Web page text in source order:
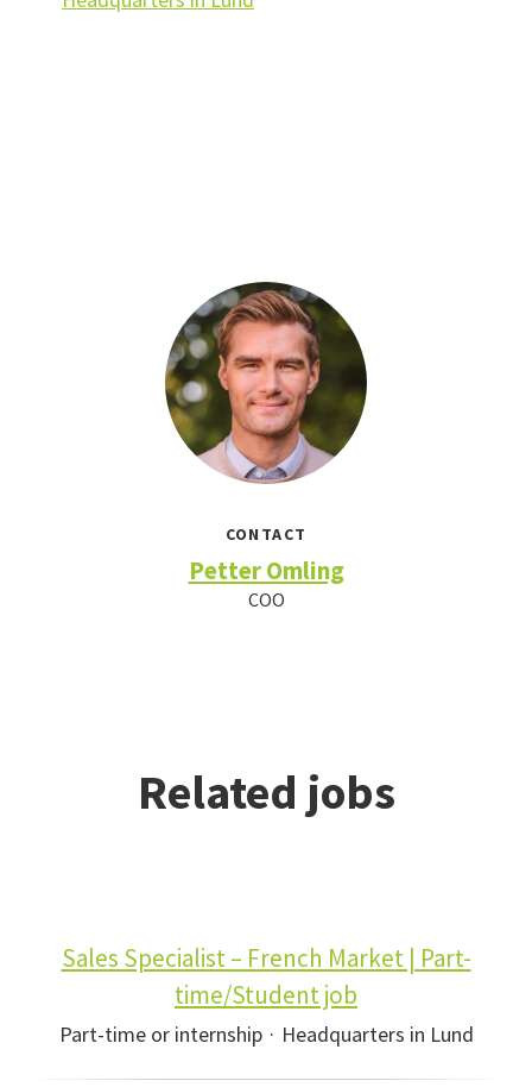
CONTACT
Petter Omling
COO
Related jobs
Sales Specialist – French Market | Part-
time/Student job
Part-time or internship · Headquarters in Lund